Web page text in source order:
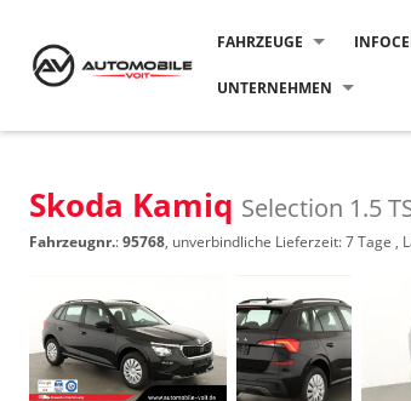
FAHRZEUGE
UNTERNEHMEN
Skoda Kamiq Selection 1.5
Fahrzeugnr.:95768, unverbindliche Lieferzeit:7 Tage ,